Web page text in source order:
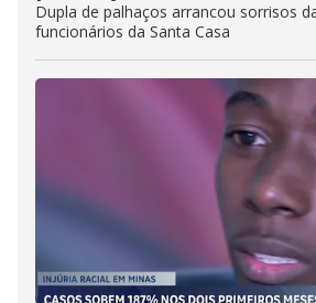
Dupla de palhaços arrancou sorrisos
funcionários da Santa Casa